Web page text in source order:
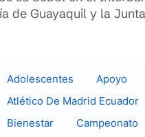
de Guayaquil y la
Adolescentes Apoyo
Atlético De Madrid Ecuador
Bienestar
Campeonato